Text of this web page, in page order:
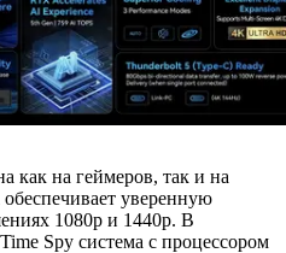
как на геймеров, так и на
уверенную
1080p и 1440p. В
Spy система с процессором